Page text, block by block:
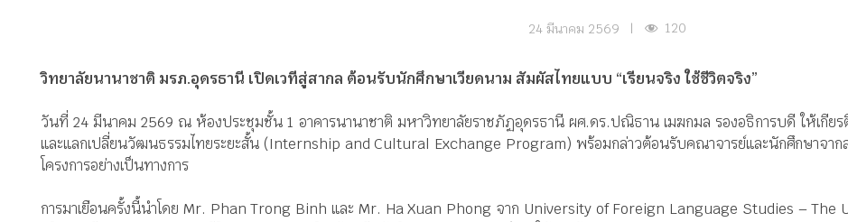
24 มีนาคม 2569 | 120
วิทยาลัยนานาชาติ มรภ.อุดรธานี เปิดเวทีสู่สากล ต้อนรับนักศึกษาเวียดนาม สัมผัสไทยแบบ “เรียนจริง ใช้ชีวิตจริง”
วันที่ 24 มีนาคม 2569 ณ ห้องประชุมชั้น 1 อาคารนานาชาติ มหาวิทยาลัยราชภัฏอุดรธานี ผศ.ดร.ปณิธาน เมฆกมล รองอธิการบดี ให้เกีย
และแลกเปลี่ยนวัฒนธรรมไทยระยะสั้น (Internship and Cultural Exchange Program) พร้อมกล่าวต้อนรับคณาจารย์และนักศึกษาจา
โครงการอย่างเป็นทางการ
การมาเยือนครั้งนี้นำโดย Mr. Phan Trong Binh และ Mr. Ha Xuan Phong จาก University of Foreign Language Studies –